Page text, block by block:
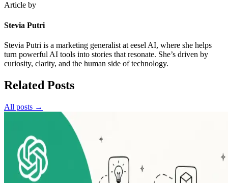
Article by
Stevia Putri
Stevia Putri is a marketing generalist at eesel AI, where she helps
turn powerful AI tools into stories that resonate. She’s driven by
curiosity, clarity, and the human side of technology.
Related Posts
All posts →